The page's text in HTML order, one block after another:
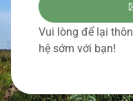
Vui lòng để lại
hệ sớm với bạn!